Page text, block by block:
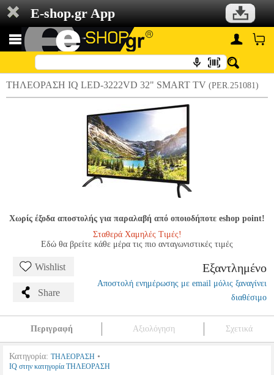
E-shop.gr App
ΤΗΛΕΟΡΑΣΗ IQ LED-3222VD 32" SMART TV (PER.251081)
Χωρίς έξοδα αποστολής για παραλαβή από οποιοδήποτε eshop point!
Σταθερά Χαμηλές Τιμές!
Εδώ θα βρείτε κάθε μέρα τις πιο ανταγωνιστικές τιμές
Wishlist
Share
Εξαντλημένο
Αποστολή ενημέρωσης με email μόλις ξαναγίνει
διαθέσιμο
Περιγραφή Αξιολόγηση Σχετικά
Κατηγορία: ΤΗΛΕΟΡΑΣΗ •
IQ στην κατηγορία ΤΗΛΕΟΡΑΣΗ